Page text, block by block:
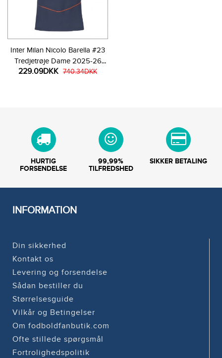
Inter Milan Nicolo Barella #23
Tredjetrøje Dame 2025-26
Kortærmet
229.09DKK 740.34DKK
HURTIG
FORSENDELSE
99,99%
TILFREDSHED
SIKKER BETALING
INFORMATION
Din sikkerhed
Kontakt os
Levering og forsendelse
Sådan bestiller du
Størrelsesguide
Vilkår og Betingelser
Om fodboldfanbutik.com
Ofte stillede spørgsmål
Fortrolighedspolitik